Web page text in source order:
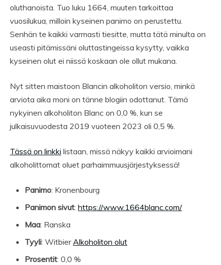
oluthanoista. Tuo luku 1664, muuten tarkoittaa
vuosilukua, milloin kyseinen panimo on perustettu.
Senhän te kaikki varmasti tiesitte, mutta tätä minulta on
useasti pitämissäni oluttastingeissa kysytty, vaikka
kyseinen olut ei niissä koskaan ole ollut mukana.
Nyt sitten maistoon Blancin alkoholiton versio, minkä
arviota aika moni on tänne blogiin odottanut. Tämä
nykyinen alkoholiton Blanc on 0,0 %, kun se
julkaisuvuodesta 2019 vuoteen 2023 oli 0,5 %.
Tässä on linkki listaan, missä näkyy kaikki arvioimani
alkoholittomat oluet parhaimmuusjärjestyksessä!
Panimo: Kronenbourg
Panimon sivut: https://www.1664blanc.com/
Maa: Ranska
Tyyli: WitbierAlkoholiton olut
Prosentit: 0,0 %